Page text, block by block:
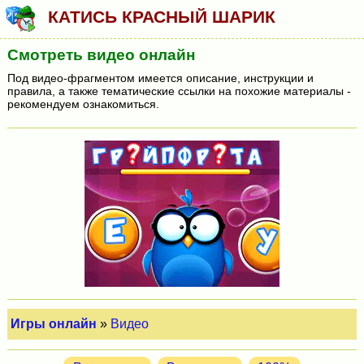
КАТИСЬ КРАСНЫЙ ШАРИК
Смотреть видео онлайн
Под видео-фрагментом имеется описание, инструкции и
правила, а также тематические ссылки на похожие материалы -
рекомендуем ознакомиться.
Игры онлайн » Видео